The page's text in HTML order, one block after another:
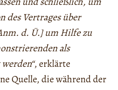
des Vertrages über
d. Ü.] um Hilfe zu
als
, erklärte
Quelle, die während der